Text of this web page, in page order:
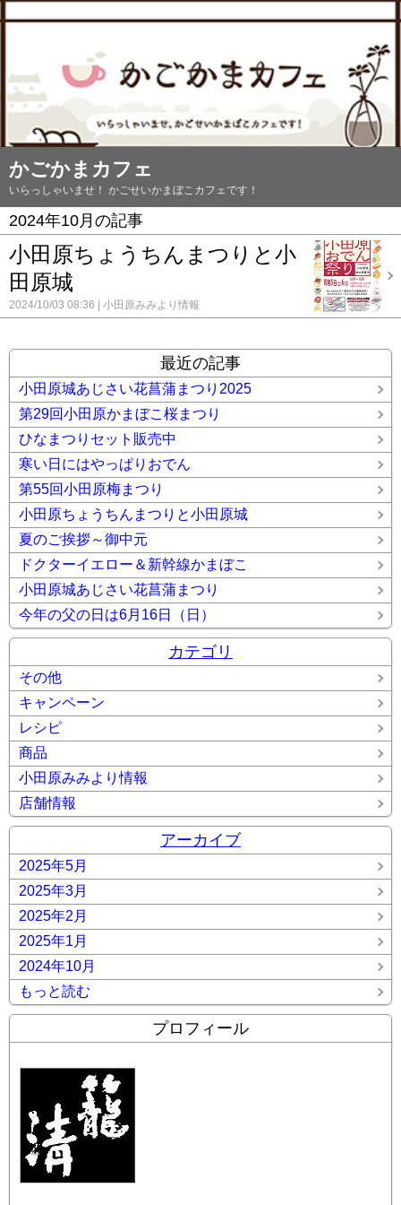
かごかまカフェ
いらっしゃいませ！ かごせいかまぼこカフェです！
2024年10月の記事
小田原ちょうちんまつりと小
田原城
2024/10/03 08:36 小田原みみより情報
最近の記事
小田原城あじさい花菖蒲まつり2025
第29回小田原かまぼこ桜まつり
ひなまつりセット販売中
寒い日にはやっぱりおでん
第55回小田原梅まつり
小田原ちょうちんまつりと小田原城
夏のご挨拶～御中元
ドクターイエロー＆新幹線かまぼこ
小田原城あじさい花菖蒲まつり
今年の父の日は6月16日（日）
カテゴリ
その他
キャンペーン
レシピ
商品
小田原みみより情報
店舗情報
アーカイブ
2025年5月
2025年3月
2025年2月
2025年1月
2024年10月
もっと読む
プロフィール